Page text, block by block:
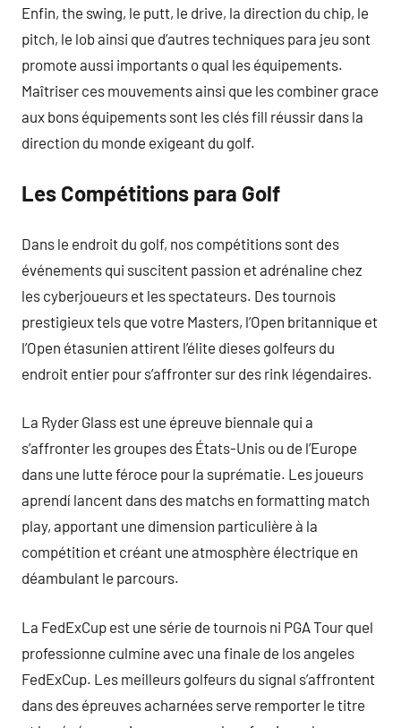
Enfin, the swing, le putt, le drive, la direction du chip, le
pitch, le lob ainsi que d’autres techniques para jeu sont
promote aussi importants o qual les équipements.
Maîtriser ces mouvements ainsi que les combiner grace
aux bons équipements sont les clés fill réussir dans la
direction du monde exigeant du golf.
Les Compétitions para Golf
Dans le endroit du golf, nos compétitions sont des
événements qui suscitent passion et adrénaline chez
les cyberjoueurs et les spectateurs. Des tournois
prestigieux tels que votre Masters, l’Open britannique et
l’Open étasunien attirent l’élite dieses golfeurs du
endroit entier pour s’affronter sur des rink légendaires.
La Ryder Glass est une épreuve biennale qui a
s’affronter les groupes des États-Unis ou de l’Europe
dans une lutte féroce pour la suprématie. Les joueurs
aprendí lancent dans des matchs en formatting match
play, apportant une dimension particulière à la
compétition et créant une atmosphère électrique en
déambulant le parcours.
La FedExCup est une série de tournois ni PGA Tour quel
professionne culmine avec una finale de los angeles
FedExCup. Les meilleurs golfeurs du signal s’affrontent
dans des épreuves acharnées serve remporter le titre